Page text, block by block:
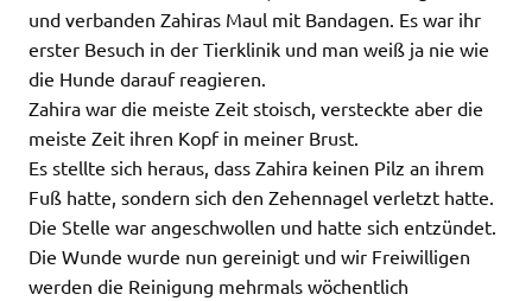
und verbanden Zahiras Maul mit Bandagen. Es war ihr
erster Besuch in der Tierklinik und man weiß ja nie wie
die Hunde darauf reagieren.
Zahira war die meiste Zeit stoisch, versteckte aber die
meiste Zeit ihren Kopf in meiner Brust.
Es stellte sich heraus, dass Zahira keinen Pilz an ihrem
Fuß hatte, sondern sich den Zehennagel verletzt hatte.
Die Stelle war angeschwollen und hatte sich entzündet.
Die Wunde wurde nun gereinigt und wir Freiwilligen
werden die Reinigung mehrmals wöchentlich